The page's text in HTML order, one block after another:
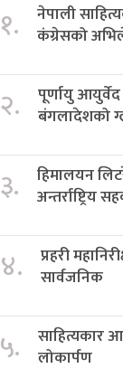
१.
नेपाली
कंग्रेसको
२.
पूर्णायु
बंगलादेशको
३.
हिमालयन
अन्तर्राष्ट्रिय
४.
प्रहरी
सार्वजनिक
५.
साहित्यकार
लोकार्पण